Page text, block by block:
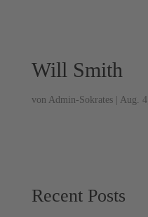
Personaldienste
Über uns
Will Smith
von Admin-Sokrates| Aug.
Recent Posts